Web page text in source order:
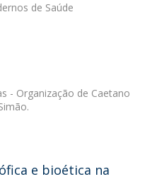
de Saúde
- Organização de Caetano
e bioética na